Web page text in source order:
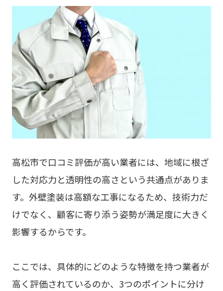
高松市で口コミ評価が高い業者には、地域に根ざ
した対応力と透明性の高さという共通点がありま
す。外壁塗装は高額な工事になるため、技術力だ
けでなく、顧客に寄り添う姿勢が満足度に大きく
影響するからです。
ここでは、具体的にどのような特徴を持つ業者が
高く評価されているのか、3つのポイントに分け